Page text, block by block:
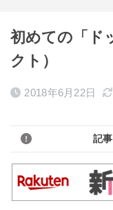
初めての「ド
クト）
2018年6月22日
記